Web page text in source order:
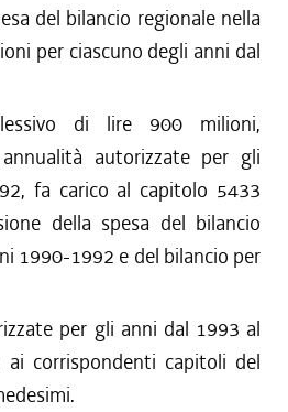
del bilancio regionale nella
per ciascuno degli anni dal
di lire 900 milioni,
autorizzate per gli
fa carico al capitolo 5433
della spesa del bilancio
1990-1992 e del bilancio per
per gli anni dal 1993 al
ai corrispondenti capitoli del